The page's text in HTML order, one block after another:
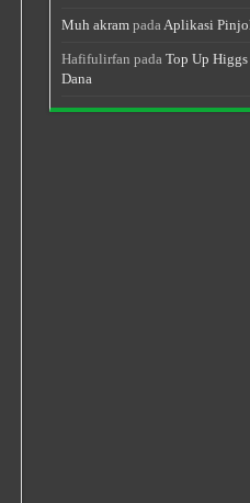
Muh akrampadaAplikasi
Hafifulirfan pada Top Up
Dana